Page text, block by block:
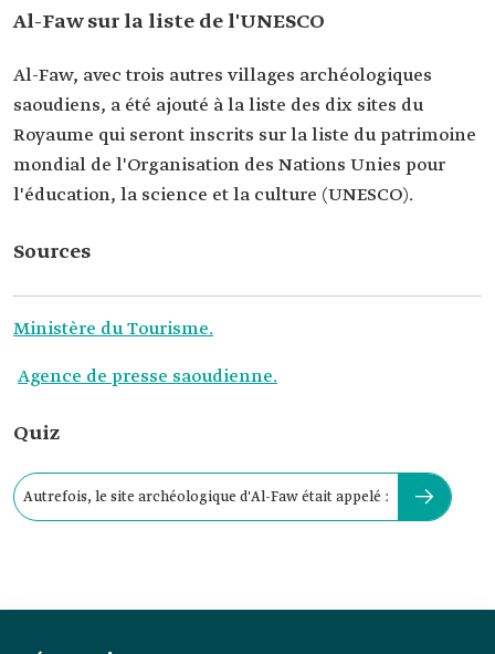
Al-Faw sur la liste de l'UNESCO
Al-Faw, avec trois autres villages archéologiques
saoudiens, a été ajouté à la liste des dix sites du
Royaume qui seront inscrits sur la liste du patrimoine
mondial de l'Organisation des Nations Unies pour
l'éducation, la science et la culture (UNESCO).
Sources
Ministère du Tourisme.
Agence de presse saoudienne.
Quiz
Autrefois, le site archéologique d'Al-Faw était appelé :